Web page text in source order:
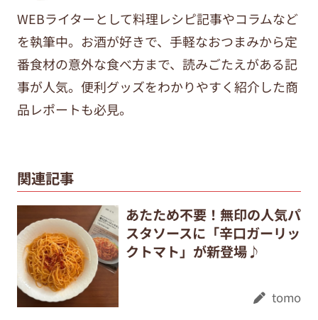
WEBライターとして料理レシピ記事やコラムなど
を執筆中。 お酒が好きで、手軽なおつまみから定
番食材の意外な食べ方まで、 読みごたえがある記
事が人気。便利グッズをわかりやすく紹介した商
品レポートも必見。
関連記事
あたため不要！無印の人気パ
スタソースに「辛口ガーリッ
クトマト」が新登場♪
tomo